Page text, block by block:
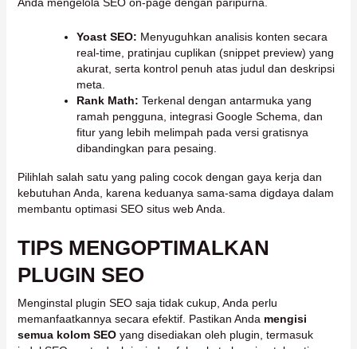
Anda mengelola SEO on-page dengan paripurna.
Yoast SEO: Menyuguhkan analisis konten secara
real-time, pratinjau cuplikan (snippet preview) yang
akurat, serta kontrol penuh atas judul dan deskripsi
meta.
Rank Math: Terkenal dengan antarmuka yang
ramah pengguna, integrasi Google Schema, dan
fitur yang lebih melimpah pada versi gratisnya
dibandingkan para pesaing.
Pilihlah salah satu yang paling cocok dengan gaya kerja dan
kebutuhan Anda, karena keduanya sama-sama digdaya dalam
membantu optimasi SEO situs web Anda.
TIPS MENGOPTIMALKAN
PLUGIN SEO
Menginstal plugin SEO saja tidak cukup, Anda perlu
memanfaatkannya secara efektif. Pastikan Anda mengisi
semua kolom SEOyang disediakan oleh plugin, termasuk